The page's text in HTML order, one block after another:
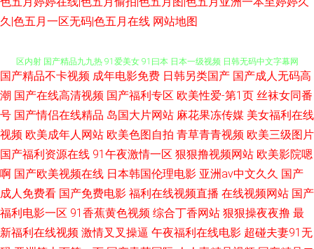
久|色五月一区无码|色五月在线 网站地图
成人91导航福利 97超碰资源总站 在线免费电影 亚洲精品成人区視频 欧美二
址 欧美精品成人一区 国产精品久久欧美精选 久久6热视频最新地址 欧美福利
网址在线 三级精品久久 亚洲综合伊人网 麻豆精品视频一区三区免费观看 91
爱爱一区 91自拍原创论坛蝌蚪 国产丝袜视频在线观看 伦理剧网站 国产在线
网 超碰人人肉 视频在线91网综合 99久久无码囯产精品 国产精品欧美日韩无
精品浮力入口 蜜桃视频在线观看免费 日韩久久天天射欧美 91超碰人人天天
国产精品不卡视频 成年电影免费 日韩另类国产 国产成人无码高
潮 国产在线高清视频 国产福利专区 欧美性爱-第1页 丝袜女同番
号 国产情侣在线精品 岛国大片网站 麻花果冻传媒 美女福利在线
视频 欧美成年人网站 欧美色图自拍 青草青青视频 欧美三级图片
国产福利资源在线 91午夜激情一区 狠狠撸视频网站 欧美影院嗯
啊 国产欧美视频在线 日本韩国伦理电影 亚洲av中文久久 国产
成人免费看 国产免费电影 福利在线视频直播 在线视频网站 国产
福利电影一区 91香蕉黄色视频 综合丁香网站 狠狠操夜夜撸 最
新福利在线视频 激情叉叉操逼 午夜福利在线电影 超碰夫妻91无